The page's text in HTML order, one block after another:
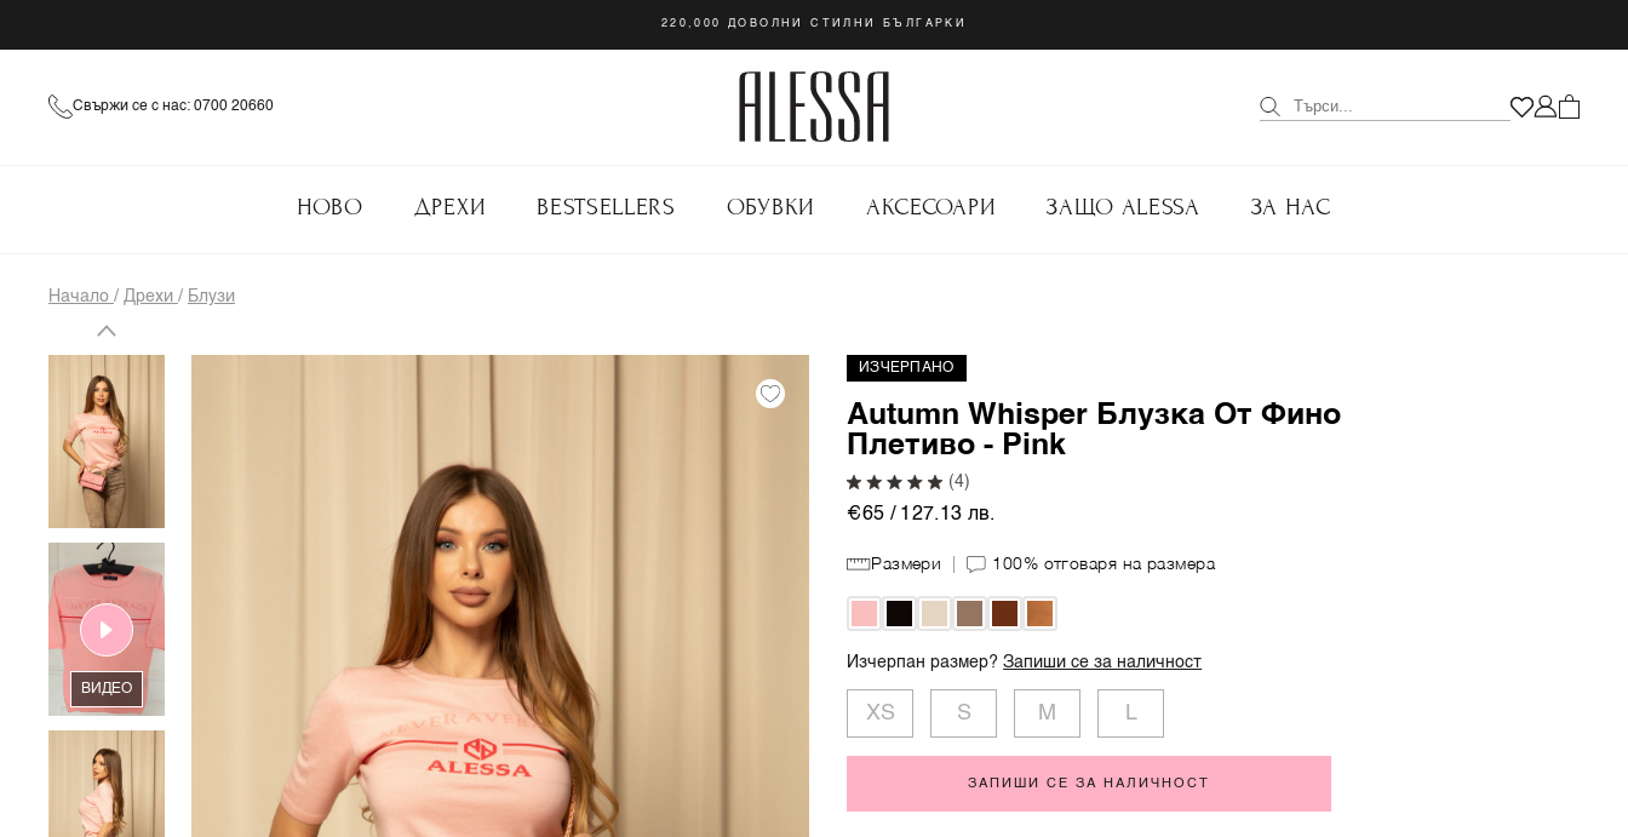
220,000 ДОВОЛНИ СТИЛНИ БЪЛГАРКИ
Свържи се с нас: 0700 20660
НОВО ДРЕХИ BESTSELLERS ОБУВКИ АКСЕСОАРИ ЗАЩО ALESSA ЗА НАС
Начало / Дрехи / Блузи
ВИДЕО
ИЗЧЕРПАНО
Autumn Whisper Блузка От Фино
Плетиво - Pink
(4)
€65 / 127.13 лв.
Размери 100% отговаря на размера
Изчерпан размер?Запиши се за наличност
XS S M L
ЗАПИШИ СЕ ЗА НАЛИЧНОСТ